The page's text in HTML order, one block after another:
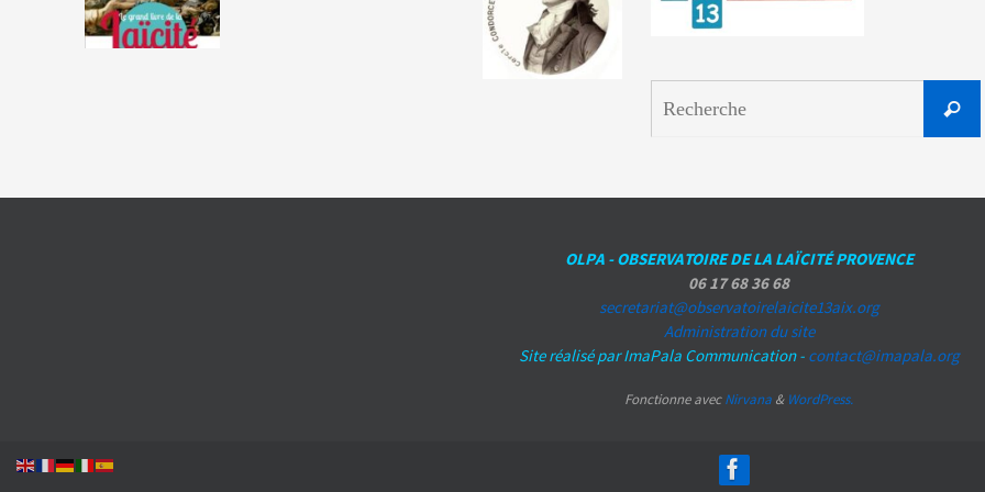
OLPA - OBSERVATOIRE DE LA LAÏCITÉ PROVENCE
06 17 68 36 68
secretariat@observatoirelaicite13aix.org
Administration du site
Site réalisé par ImaPala Communication - contact@imapala.org
Fonctionne avecNirvana & WordPress.